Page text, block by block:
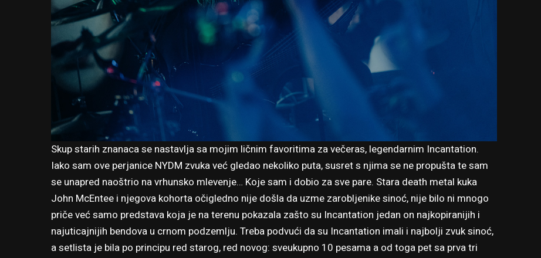
Skup starih znanaca se nastavlja sa mojim ličnim favoritima za večeras, legendarnim Incantation.
Iako sam ove perjanice NYDM zvuka već gledao nekoliko puta, susret s njima se ne propušta te sam
se unapred naoštrio na vrhunsko mlevenje… Koje sam i dobio za sve pare. Stara death metal kuka
John McEntee i njegova kohorta očigledno nije došla da uzme zarobljenike sinoć, nije bilo ni mnogo
priče već samo predstava koja je na terenu pokazala zašto su Incantation jedan on najkopiranijih i
najuticajnijih bendova u crnom podzemlju. Treba podvući da su Incantation imali i najbolji zvuk sinoć,
a setlista je bila po principu red starog, red novog: sveukupno 10 pesama a od toga pet sa prva tri